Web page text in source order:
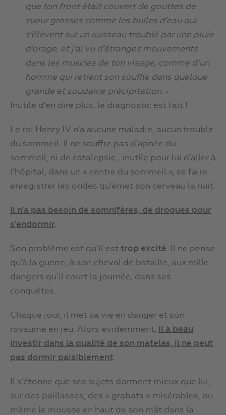
que ton front était couvert de gouttes de
sueur grosses comme les bulles d’eau qui
s’élèvent sur un ruisseau troublé par une pluie
d’orage, et j’ai vu d’étranges mouvements
dans les muscles de ton visage, comme d’un
homme qui retient son souffle dans quelque
grande et soudaine précipitation. »
Inutile d’en dire plus, le diagnostic est fait !
Le roi Henry IV n’a aucune maladie, aucun trouble
du sommeil. Il ne souffre pas d’apnée du
sommeil, ni de catalepsie ; inutile pour lui d’aller à
l’hôpital, dans un « centre du sommeil », se faire
enregistrer les ondes qu’émet son cerveau la nuit.
Il n’a pas besoin de somnifères, de drogues pour
s’endormir.
Son problème est qu’il est trop excité. Il ne pense
qu’à la guerre, à son cheval de bataille, aux mille
dangers qu’il court la journée, dans ses
conquêtes.
Chaque jour, il met sa vie en danger et son
royaume en jeu. Alors évidemment, il a beau
investir dans la qualité de son matelas, il ne peut
pas dormir paisiblement.
Il s’étonne que ses sujets dorment mieux que lui,
sur des paillasses, des « grabats » misérables, ou
même le mousse en haut de son mât dans la